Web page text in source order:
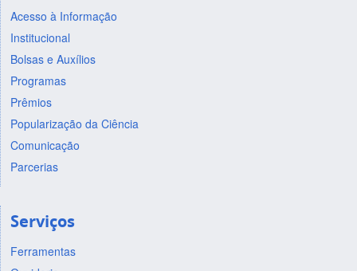
Acesso à Informação
Institucional
Bolsas e Auxílios
Programas
Prêmios
Popularização da Ciência
Comunicação
Parcerias
Serviços
Ferramentas